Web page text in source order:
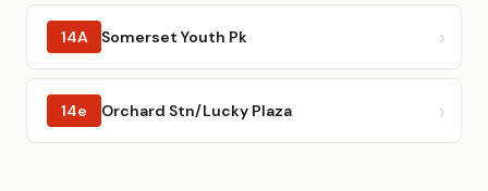
14A Somerset Youth Pk
14e Orchard Stn/Lucky Plaza